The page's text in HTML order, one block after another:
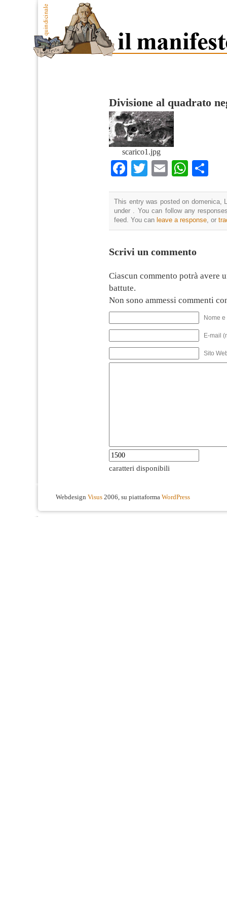
Divisione al quadrato
scarico1.jpg
Facebook
Twitter
Email
This entry was posted on domenica,
under . You can follow any
feed. You can leave a response , or
Scrivi un commento
Ciascun commento potrà avere
battute.
Non sono ammessi commenti
Nome
E-mail
Sito
caratteri disponibili
Webdesign Visus 2006, su piattaforma WordPress